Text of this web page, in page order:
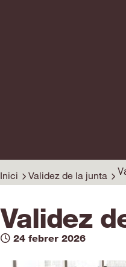
Inici Validez de la junta
Validez
24 febrer 2026